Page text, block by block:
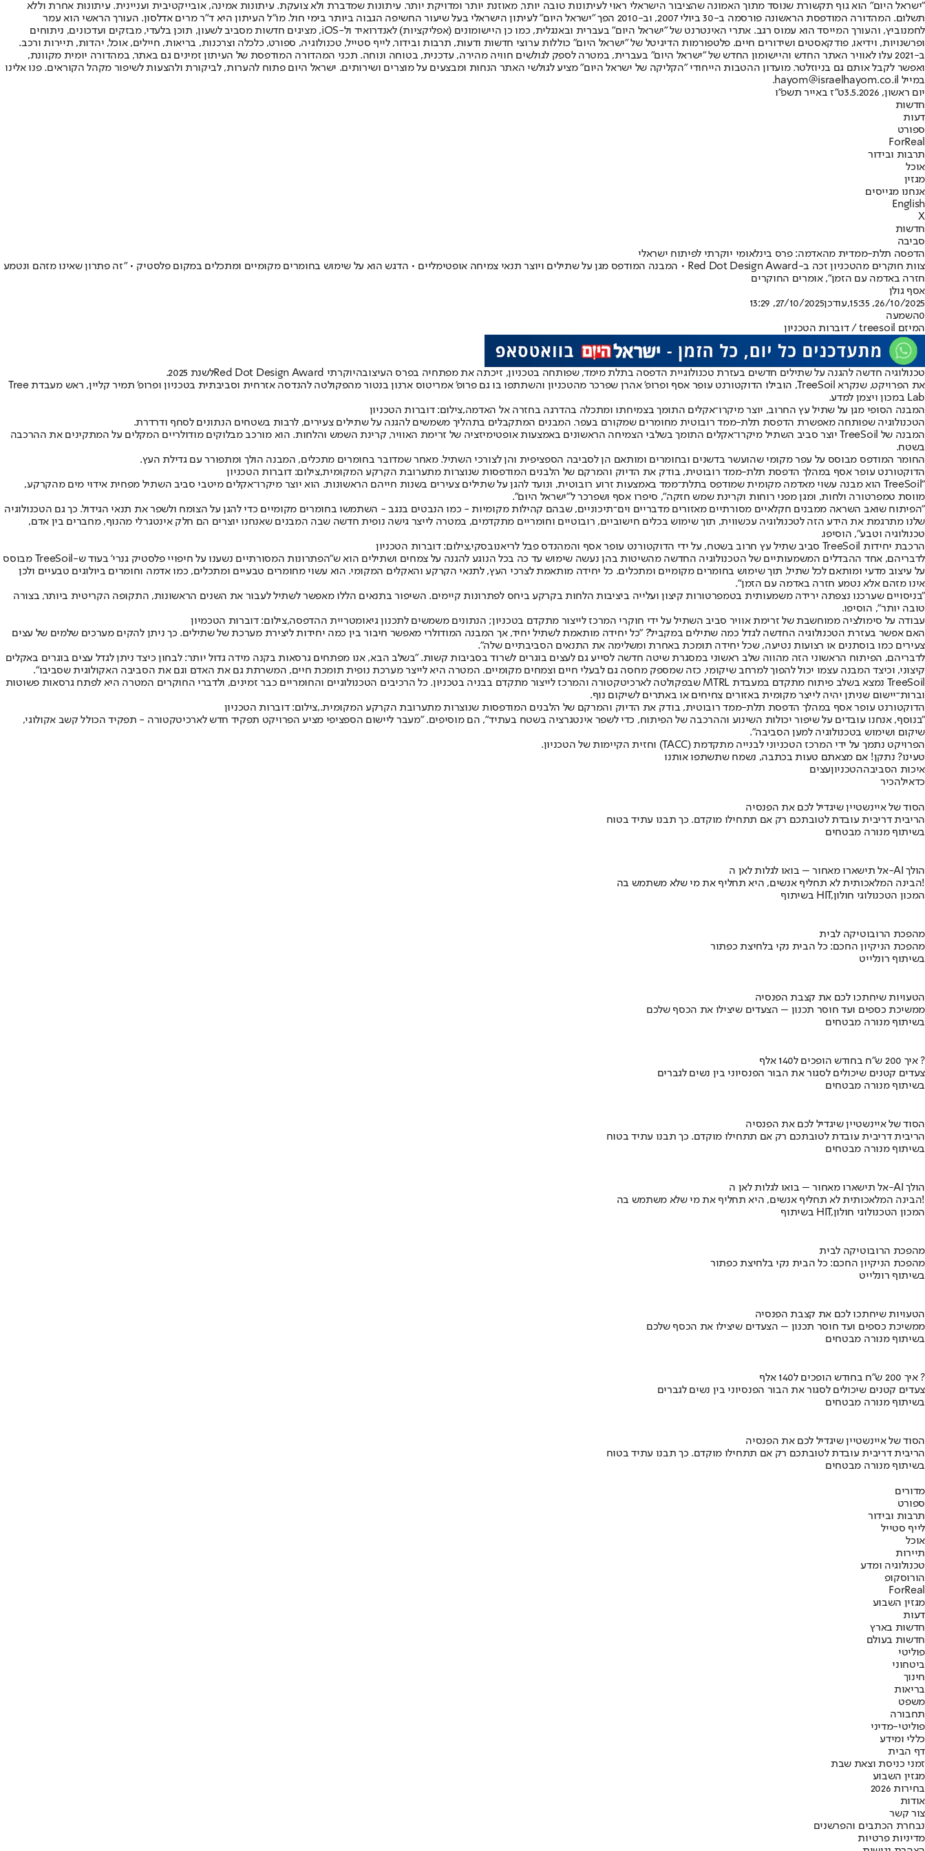
"ישראל היום" הוא גוף תקשורת שנוסד מתוך האמונה שהציבור הישראלי ראוי לעיתונות טובה יותר, מאוזנת יותר ומדויקת יותר. עיתונות שמדברת ולא צועקת. עיתונות אמינה, אובייקטיבית ועניינית. עיתונות אחרת וללא
תשלום. המהדורה המודפסת הראשונה פורסמה ב-30 ביולי 2007, וב-2010 הפך "ישראל היום" לעיתון הישראלי בעל שיעור החשיפה הגבוה ביותר בימי חול. מו"ל העיתון היא ד"ר מרים אדלסון. העורך הראשי הוא עמר
לחמנוביץ, והעורך המייסד הוא עמוס רגב. אתרי האינטרנט של "ישראל היום" בעברית ובאנגלית, כמו כן היישומונים (אפליקציות) לאנדרואיד ול-iOS, מציגים חדשות מסביב לשעון, תוכן בלעדי, מבזקים ועדכונים, ניתוחים
ופרשנויות, וידיאו, פודקאסטים ושידורים חיים. פלטפורמות הדיגיטל של "ישראל היום" כוללות ערוצי חדשות ודעות, תרבות ובידור, לייף סטייל, טכנולוגיה, ספורט, כלכלה וצרכנות, בריאות, חיילים, אוכל, יהדות, תיירות ורכב.
ב-2021 עלו לאוויר האתר החדש והיישומון החדש של "ישראל היום" בעברית, במטרה לספק לגולשים חוויה מהירה, עדכנית, בטוחה ונוחה. תכני המהדורה המודפסת של העיתון זמינים גם באתר, במהדורה יומית מקוונת,
ואפשר לקבל אותם גם בניוזלטר. מועדון ההטבות הייחודי "הקליקה של ישראל היום" מציע לגולשי האתר הנחות ומבצעים על מוצרים ושירותים. ישראל היום פתוח להערות, לביקורת ולהצעות לשיפור מקהל הקוראים. פנו אלינו
במייל hayom@israelhayom.co.il.
יום ראשון, 3.5.2026
ט"ז באייר תשפ"ו
חדשות
דעות
ספורט
ForReal
תרבות ובידור
אוכל
מגזין
אנחנו מגייסים
English
X
חדשות
סביבה
הדפסה תלת-ממדית מהאדמה: פרס בינלאומי יוקרתי לפיתוח ישראלי
צוות חוקרים מהטכניון זכה ב-Red Dot Design Award • המבנה המודפס מגן על שתילים ויוצר תנאי צמיחה אופטימליים • הדגש הוא על שימוש בחומרים מקומיים ומתכלים במקום פלסטיק • "זה פתרון שאינו מזהם ונטמע
חזרה באדמה עם הזמן", אומרים החוקרים
אסף גולן
26/10/2025, 15:35
,עודכן27/10/2025, 13:29
0השמעה
המיזם treesoil / דוברות הטכניון
טכנולוגיה חדשה להגנה על שתילים חדשים בעזרת טכנולוגיית הדפסה בתלת מימד, שפותחה בטכניון, זיכתה את מפתחיה בפרס העיצובהיוקרתי Red Dot Design Award
לשנת 2025.
את הפרויקט, שנקרא TreeSoil, הובילו הדוקטורנט עופר אסף ופרופ' אהרן שפרכר מהטכניון והשתתפו בו גם פרופ' אמריטוס ארנון בנטור מהפקולטה להנדסה אזרחית וסביבתית בטכניון ופרופ' תמיר קליין, ראש מעבדת Tree
Lab במכון ויצמן למדע.
המבנה הסופי מגן על שתיל עץ החרוב, יוצר מיקרו־אקלים התומך בצמיחתו ומתכלה בהדרגה בחזרה אל האדמה,צילום: דוברות הטכניון
הטכנולוגיה שפותחה מאפשרת הדפסת תלת-ממד רובוטית מחומרים שמקורם בעפר. המבנים המתקבלים בתהליך משמשים להגנה על שתילים צעירים, לרבות בשטחים הנתונים לסחף ודרדרת.
המבנה של TreeSoil יוצר סביב השתיל מיקרו־אקלים התומך בשלבי הצמיחה הראשונים באמצעות אופטימיזציה של זרימת האוויר, קרינת השמש והלחות. הוא מורכב מבלוקים מודולריים המקלים על המתקינים את ההרכבה
בשטח.
החומר המודפס מבוסס על עפר מקומי שהועשר בדשנים ובחומרים ומותאם הן לסביבה הספציפית והן לצורכי השתיל. מאחר שמדובר בחומרים מתכלים, המבנה הולך ומתפורר עם גדילת העץ.
הדוקטורנט עופר אסף במהלך הדפסת תלת-ממד רובוטית, בודק את הדיוק והמרקם של הלבנים המודפסות שנוצרות מתערובת הקרקע המקומית,צילום: דוברות הטכניון
"TreeSoil הוא מבנה עשוי מאדמה מקומית שמודפס בתלת־ממד באמצעות זרוע רובוטית, ונועד להגן על שתילים צעירים בשנות חייהם הראשונות. הוא יוצר מיקרו־אקלים מיטבי סביב השתיל מפחית אידוי מים מהקרקע,
מווסת טמפרטורה ולחות, ומגן מפני רוחות וקרינת שמש חזקה", סיפרו אסף ושפרכר ל"ישראל היום".
"הפיתוח שואב השראה ממבנים חקלאיים מסורתיים מאזורים מדבריים וים־תיכוניים, שבהם קהילות מקומיות - כמו הנבטים בנגב - השתמשו בחומרים מקומיים כדי להגן על הצומח ולשפר את תנאי הגידול. כך גם הטכנולוגיה
שלנו מתרגמת את הידע הזה לטכנולוגיה עכשווית, תוך שימוש בכלים חישוביים, רובוטיים וחומריים מתקדמים, במטרה לייצר גישה נופית חדשה שבה המבנים שאנחנו יוצרים הם חלק אינטגרלי מהנוף, מחברים בין אדם,
טכנולוגיה וטבע", הוסיפו.
הרכבת יחידות TreeSoil סביב שתיל עץ חרוב בשטח, על ידי הדוקטורנט עופר אסף והמהנדס פבל לריאנובסקי,צילום: דוברות הטכניון
לדבריהם, אחד ההבדלים המשמעותיים של הטכנולוגיה החדשה מהשיטות בהן נעשה שימוש עד כה בכל הנוגע להגנה על צמחים ושתילים הוא ש"הפתרונות המסורתיים נשענו על חיפויי פלסטיק גנרי' בעוד ש-TreeSoil מבוסס
על עיצוב מדעי ומותאם לכל שתיל, תוך שימוש בחומרים מקומיים ומתכלים. כל יחידה מותאמת לצרכי העץ, לתנאי הקרקע והאקלים המקומי. הוא עשוי מחומרים טבעיים ומתכלים, כמו אדמה וחומרים ביולוגים טבעיים ולכן
אינו מזהם אלא נטמע חזרה באדמה עם הזמן".
"בניסויים שערכנו נצפתה ירידה משמעותית בטמפרטורות קיצון ועלייה ביציבות הלחות בקרקע ביחס לפתרונות קיימים. השיפור בתנאים הללו מאפשר לשתיל לעבור את השנים הראשונות, התקופה הקריטית ביותר, בצורה
טובה יותר", הוסיפו.
עבודה על סימולציה ממוחשבת של זרימת אוויר סביב השתיל על ידי חוקרי המרכז לייצור מתקדם בטכניון; הנתונים משמשים לתכנון גיאומטריית ההדפסה,צילום: דוברות הטכמיון
האם אפשר בעזרת הטכנולוגיה החדשה לגדל כמה שתילים במקביל? "כל יחידה מותאמת לשתיל יחיד, אך המבנה המודולרי מאפשר חיבור בין כמה יחידות ליצירת מערכת של שתילים. כך ניתן להקים מערכים שלמים של עצים
צעירים כמו בוסתנים או רצועות נטיעה, שכל יחידה תומכת באחרת ומשלימה את התנאים הסביבתיים שלה".
לדבריהם, הפיתוח הראשוני הזה מהווה שלב ראשוני במסגרת שיטה חדשה לסייע גם לעצים בוגרים לשרוד בסביבות קשות. "בשלב הבא, אנו מפתחים גרסאות בקנה מידה גדול יותר: לבחון כיצד ניתן לגדל עצים בוגרים באקלים
קיצוני, וכיצד המבנה עצמו יכול להפוך למרחב שיקומי, כזה שמספק מחסה גם לבעלי חיים וצמחים מקומיים. המטרה היא לייצר מערכת נופית תומכת חיים, המשרתת גם את האדם וגם את הסביבה האקולוגית שסביבו".
TreeSoil נמצא בשלב פיתוח מתקדם במעבדת MTRL שבפקולטה לארכיטקטורה והמרכז לייצור מתקדם בבניה בטכניון. כל הרכיבים הטכנולוגיים והחומריים כבר זמינים, ולדברי החוקרים המטרה היא לפתח גרסאות פשוטות
וברות־יישום שניתן יהיה לייצר מקומית באזורים צחיחים או באתרים לשיקום נוף.
הדוקטורנט עופר אסף במהלך הדפסת תלת-ממד רובוטית, בודק את הדיוק והמרקם של הלבנים המודפסות שנוצרות מתערובת הקרקע המקומית.,צילום: דוברות הטכניון
"בנוסף, אנחנו עובדים על שיפור יכולות השינוע וההרכבה של הפיתוח, כדי לשפר אינטגרציה בשטח בעתיד", הם מוסיפים. "מעבר ליישום הספציפי מציע הפרויקט תפקיד חדש לארכיטקטורה - תפקיד הכולל קשב אקולוגי,
שיקום ושימוש בטכנולוגיה למען הסביבה".
הפרויקט נתמך על ידי המרכז הטכניוני לבנייה מתקדמת (TACC) וחזית הקיימות של הטכניון.
טעינו? נתקן! אם מצאתם טעות בכתבה, נשמח שתשתפו אותנו
איכות הסביבההטכניוןעצים
כדאילהכיר
הסוד של איינשטיין שיגדיל לכם את הפנסיה
הריבית דריבית עובדת לטובתכם רק אם תתחילו מוקדם. כך תבנו עתיד בטוח
בשיתוף מנורה מבטחים
אל תישארו מאחור – בואו לגלות לאן ה-AI הולך
הבינה המלאכותית לא תחליף אנשים, היא תחליף את מי שלא משתמש בה!
בשיתוף HIT,המכון הטכנולוגי חולון
מהפכת הרובוטיקה לבית
מהפכת הניקיון החכם: כל הבית נקי בלחיצת כפתור
בשיתוף רונלייט
הטעויות שיחתכו לכם את קצבת הפנסיה
ממשיכת כספים ועד חוסר תכנון – הצעדים שיצילו את הכסף שלכם
בשיתוף מנורה מבטחים
איך 200 ש"ח בחודש הופכים ל140 אלף ?
צעדים קטנים שיכולים לסגור את הבור הפנסיוני בין נשים לגברים
בשיתוף מנורה מבטחים
הסוד של איינשטיין שיגדיל לכם את הפנסיה
הריבית דריבית עובדת לטובתכם רק אם תתחילו מוקדם. כך תבנו עתיד בטוח
בשיתוף מנורה מבטחים
אל תישארו מאחור – בואו לגלות לאן ה-AI הולך
הבינה המלאכותית לא תחליף אנשים, היא תחליף את מי שלא משתמש בה!
בשיתוף HIT,המכון הטכנולוגי חולון
מהפכת הרובוטיקה לבית
מהפכת הניקיון החכם: כל הבית נקי בלחיצת כפתור
בשיתוף רונלייט
הטעויות שיחתכו לכם את קצבת הפנסיה
ממשיכת כספים ועד חוסר תכנון – הצעדים שיצילו את הכסף שלכם
בשיתוף מנורה מבטחים
איך 200 ש"ח בחודש הופכים ל140 אלף ?
צעדים קטנים שיכולים לסגור את הבור הפנסיוני בין נשים לגברים
בשיתוף מנורה מבטחים
הסוד של איינשטיין שיגדיל לכם את הפנסיה
הריבית דריבית עובדת לטובתכם רק אם תתחילו מוקדם. כך תבנו עתיד בטוח
בשיתוף מנורה מבטחים
מדורים
ספורט
תרבות ובידור
לייף סטייל
אוכל
תיירות
טכנולוגיה ומדע
הורוסקופ
ForReal
מגזין השבוע
דעות
חדשות בארץ
חדשות בעולם
פוליטי
ביטחוני
חינוך
בריאות
משפט
תחבורה
פוליטי-מדיני
כללי ומידע
דף הבית
זמני כניסת וצאת שבת
מגזין השבוע
בחירות 2026
אודות
צור קשר
נבחרת הכתבים והפרשנים
מדיניות פרטיות